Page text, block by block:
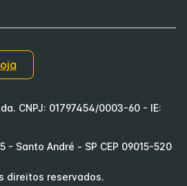
CNPJ: 01797454/0003-60 - IE:
- Santo André - SP CEP 09015-520
direitos reservados.